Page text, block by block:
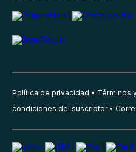
Política de privacidad Términos
condiciones del suscriptor